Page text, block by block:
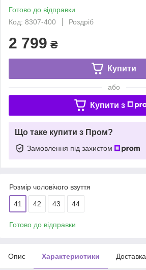
Готово до відправки
Код: 8307-400
Роздріб
2 799 ₴
Купити
або
Купити з
Що таке купити з Пром?
Замовлення під захистом
Розмір чоловічого взуття
41 42 43 44
Готово до відправки
Опис Характеристики Доставка